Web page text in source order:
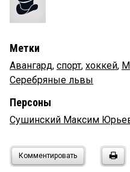
Метки
Авангард, спорт, хоккей,
Серебряные львы
Персоны
Сушинский Максим
Комментировать